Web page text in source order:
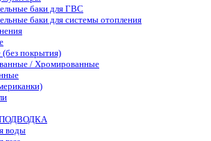
баки для ГВС
баки для системы отопления
покрытия)
/ Хромированные
воды